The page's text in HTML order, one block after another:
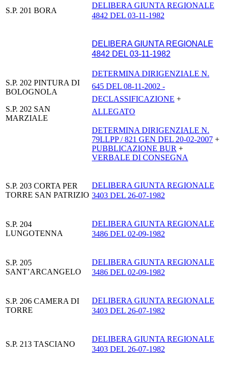
S.P. 201 BORA
DELIBERA GIUNTA REGIONALE
4842 DEL 03-11-1982
S.P. 202 PINTURA DI
BOLOGNOLA
S.P. 202 SAN
MARZIALE
DELIBERA GIUNTA REGIONALE
4842 DEL 03-11-1982
DETERMINA DIRIGENZIALE N.
645 DEL 08-11-2002 -
DECLASSIFICAZIONE +
ALLEGATO
DETERMINA DIRIGENZIALE N.
79LLPP / 821 GEN DEL 20-02-2007 +
PUBBLICAZIONE BUR +
VERBALE DI CONSEGNA
S.P. 203 CORTA PER
TORRE SAN PATRIZIO
DELIBERA GIUNTA REGIONALE
3403 DEL 26-07-1982
S.P. 204
LUNGOTENNA
DELIBERA GIUNTA REGIONALE
3486 DEL 02-09-1982
S.P. 205
SANT’ARCANGELO
DELIBERA GIUNTA REGIONALE
3486 DEL 02-09-1982
S.P. 206 CAMERA DI
TORRE
DELIBERA GIUNTA REGIONALE
3403 DEL 26-07-1982
S.P. 213 TASCIANO
DELIBERA GIUNTA REGIONALE
3403 DEL 26-07-1982